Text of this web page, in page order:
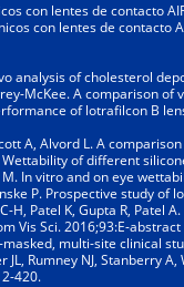
con lentes de contacto
con lentes de contacto
analysis of cholesterol
McKee. A comparison
of lotrafilcon B
A, Alvord L. A
of different
M. In vitro and on eye
P. Prospective study
H, Patel K, Gupta R, Patel
Vis Sci. 2016;93:E-
multi-site clinical
JL, Rumney NJ, Stanberry
420.